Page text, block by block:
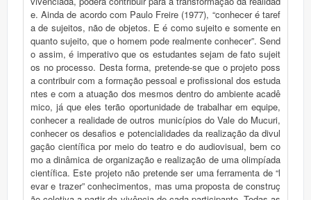
e. Ainda de acordo com Paulo Freire (1977), “conhecer é taref
a de sujeitos, não de objetos. E é como sujeito e somente en
quanto sujeito, que o homem pode realmente conhecer”. Send
o assim, é imperativo que os estudantes sejam de fato sujeit
os no processo. Desta forma, pretende-se que o projeto poss
a contribuir com a formação pessoal e profissional dos estuda
ntes e com a atuação dos mesmos dentro do ambiente acadê
mico, já que eles terão oportunidade de trabalhar em equipe,
conhecer a realidade de outros municípios do Vale do Mucuri,
conhecer os desafios e potencialidades da realização da divul
gação científica por meio do teatro e do audiovisual, bem co
mo a dinâmica de organização e realização de uma olimpíada
científica. Este projeto não pretende ser uma ferramenta de “l
evar e trazer” conhecimentos, mas uma proposta de construç